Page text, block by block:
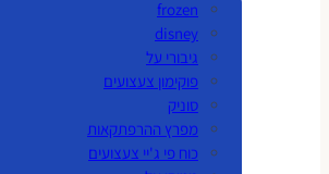
frozen
disney
גיבורי על
פוקימון צעצועים
סוניק
מפרץ ההרפתקאות
כוח פי ג'יי צעצועים